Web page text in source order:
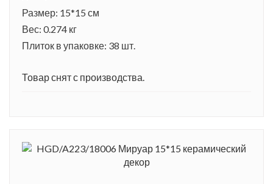
Размер: 15*15 см
Вес: 0.274 кг
Плиток в упаковке: 38 шт.
Товар снят с производства.